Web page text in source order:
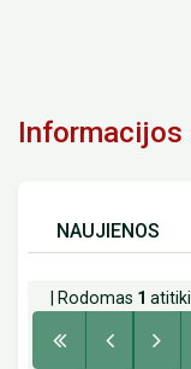
NAUJIENOS
| Rodomas 1